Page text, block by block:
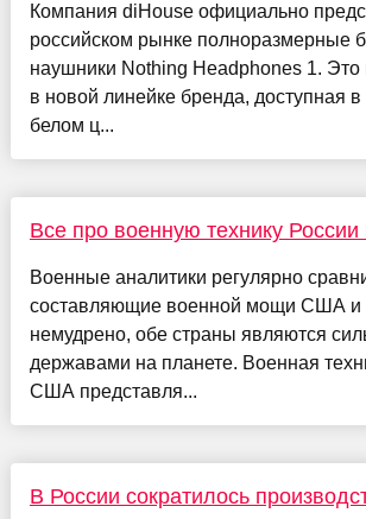
Компания diHouse официально
российском рынке полноразмерные
наушники Nothing Headphones 1. Это
в новой линейке бренда, доступная
белом ц...
Все про военную технику
Военные аналитики регулярно
составляющие военной мощи США и
немудрено, обе страны являются
державами на планете. Военная
США представля...
В России сократилось